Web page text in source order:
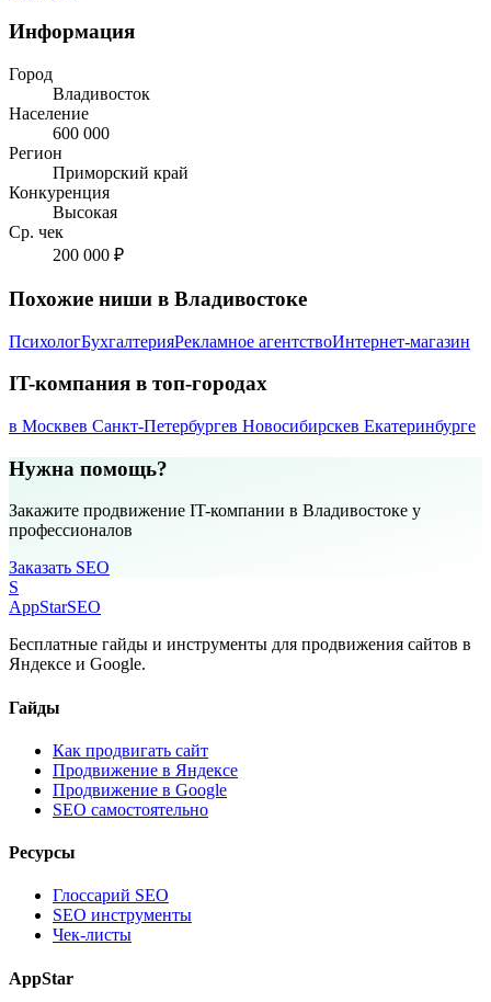
Информация
Город
Владивосток
Население
600 000
Регион
Приморский край
Конкуренция
Высокая
Ср. чек
200 000 ₽
Похожие ниши в Владивостоке
ПсихологБухгалтерияРекламное агентствоИнтернет-магазин
IT-компания в топ-городах
в Москвев Санкт-Петербургев Новосибирскев Екатеринбурге
Нужна помощь?
Закажите продвижение IT-компании в Владивостоке у
профессионалов
Заказать SEO
S
AppStarSEO
Бесплатные гайды и инструменты для продвижения сайтов в
Яндексе и Google.
Гайды
Как продвигать сайт
Продвижение в Яндексе
Продвижение в Google
SEO самостоятельно
Ресурсы
Глоссарий SEO
SEO инструменты
Чек-листы
AppStar